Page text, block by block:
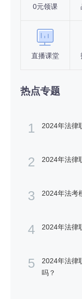
0元领课
直播课堂
热点专题
1 2024年法律
2 2024年法律
3 2024年法考
4 2024年法律
5
2024年法律
吗？